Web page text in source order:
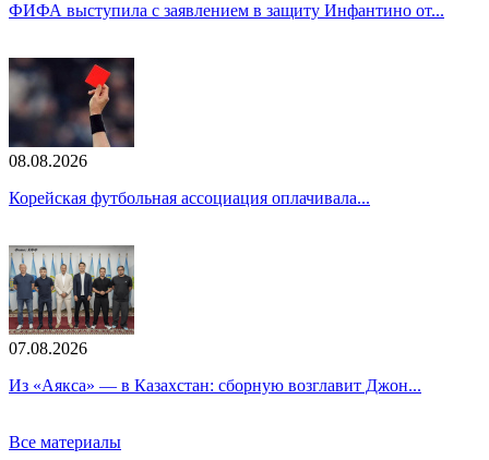
ФИФА выступила с заявлением в защиту Инфантино от...
08.08.2026
Корейская футбольная ассоциация оплачивала...
07.08.2026
Из «Аякса» — в Казахстан: сборную возглавит Джон...
Все материалы